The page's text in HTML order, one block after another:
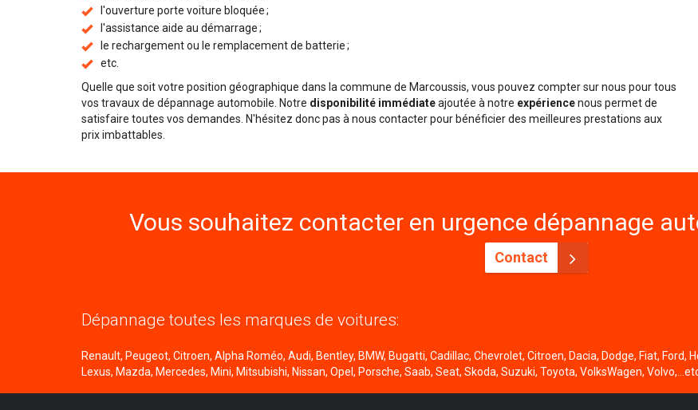
l'ouverture porte voiture bloquée ;
l'assistance aide au démarrage ;
le rechargement ou le remplacement de batterie ;
etc.
Quelle que soit votre position géographique dans la commune de Marcoussis, vous pouvez compter sur nous pour tous
vos travaux de dépannage automobile. Notre disponibilité immédiateajoutée à notre expériencenous permet de
satisfaire toutes vos demandes. N'hésitez donc pas à nous contacter pour bénéficier des meilleures prestations aux
prix imbattables.
Vous souhaitez contacter en urgence dépannage
Contact
Dépannage toutes les marques de voitures:
Renault, Peugeot, Citroen, Alpha Roméo, Audi, Bentley, BMW, Bugatti, Cadillac, Chevrolet, Citroen, Dacia, Dodge, Fiat, Ford,
Lexus, Mazda, Mercedes, Mini, Mitsubishi, Nissan, Opel, Porsche, Saab, Seat, Skoda, Suzuki, Toyota, VolksWagen,